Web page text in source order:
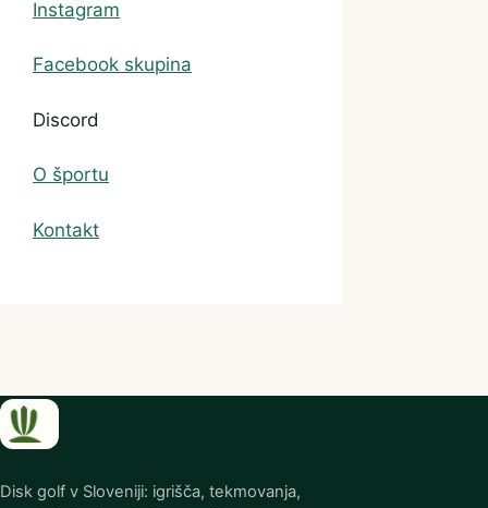
Instagram
Facebook skupina
Discord
O športu
Kontakt
Disk golf v Sloveniji: igrišča, tekmovanja,